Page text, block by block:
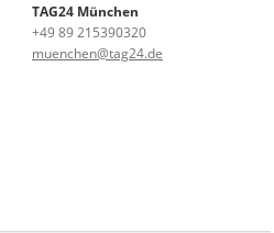
TAG24 München
+49 89 215390320
muenchen@tag24.de